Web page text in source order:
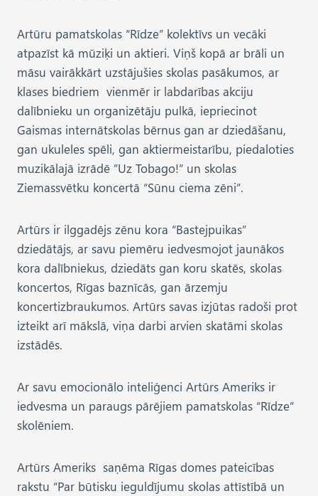
Artūru pamatskolas “Rīdze” kolektīvs un vecāki
atpazīst kā mūziķi un aktieri. Viņš kopā ar brāli un
māsu vairākkārt uzstājušies skolas pasākumos, ar
klases biedriem vienmēr ir labdarības akciju
dalībnieku un organizētāju pulkā, iepriecinot
Gaismas internātskolas bērnus gan ar dziedāšanu,
gan ukuleles spēli, gan aktiermeistarību, piedaloties
muzikālajā izrādē ”Uz Tobago!” un skolas
Ziemassvētku koncertā “Sūnu ciema zēni”.
Artūrs ir ilggadējs zēnu kora “Bastejpuikas”
dziedātājs, ar savu piemēru iedvesmojot jaunākos
kora dalībniekus, dziedāts gan koru skatēs, skolas
koncertos, Rīgas baznīcās, gan ārzemju
koncertizbraukumos. Artūrs savas izjūtas radoši prot
izteikt arī mākslā, viņa darbi arvien skatāmi skolas
izstādēs.
Ar savu emocionālo inteliģenci Artūrs Ameriks ir
iedvesma un paraugs pārējiem pamatskolas “Rīdze”
skolēniem.
Artūrs Ameriks saņēma Rīgas domes pateicības
rakstu “Par būtisku ieguldījumu skolas attīstībā un